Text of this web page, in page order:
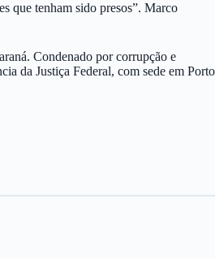
que tenham sido presos”. Marco
Condenado por corrupção e
da Justiça Federal, com sede em Porto